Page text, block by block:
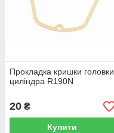
Прокладка кришки головки
циліндра R190N
20 ₴
Купити